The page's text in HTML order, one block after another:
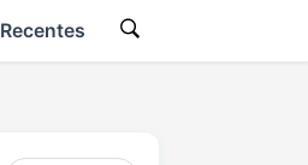
Recentes